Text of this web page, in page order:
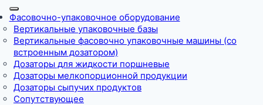
Фасовочно-упаковочное оборудование
Вертикальные упаковочные базы
Вертикальные фасовочно упаковочные машины (со
встроенным дозатором)
Дозаторы для жидкости поршневые
Дозаторы мелкопорционной продукции
Дозаторы сыпучих продуктов
Сопутствующее